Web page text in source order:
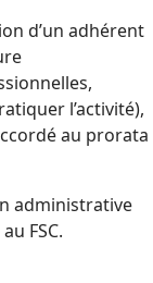
d’un adhérent
l’activité),
au prorata
administrative
FSC.